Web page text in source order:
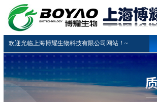
欢迎光临上海博耀生物科技有限公司网站！~